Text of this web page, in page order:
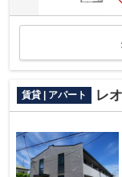
賃貸 | アパート レ